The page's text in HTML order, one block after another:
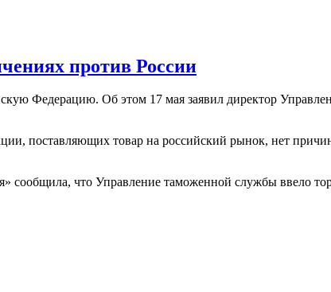
против России
Федерацию. Об этом 17 мая заявил директор
поставляющих товар на российский рынок, нет
сообщила, что Управление таможенной службы ввело